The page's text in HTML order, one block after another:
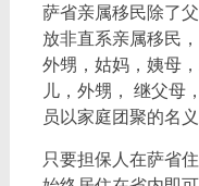
萨省亲属移民除了
放非直系亲属移民
外甥，姑妈，姨母
儿，外甥， 继父母
员以家庭团聚的名义
只要担保人在萨省